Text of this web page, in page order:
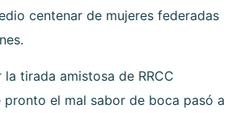
centenar de mujeres federadas
tirada amistosa de RRCC
el mal sabor de boca pasó a